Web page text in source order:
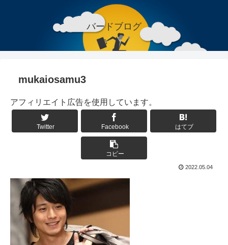
バードブログ
mukaiosamu3
アフィリエイト広告を使用しています。
Twitter Facebook はてブ
コピー
2022.05.04